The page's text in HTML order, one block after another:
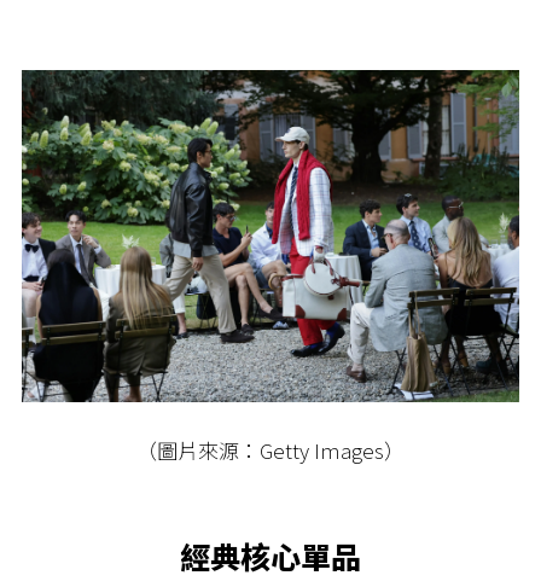
（圖片來源：Getty Images）
經典核心單品​